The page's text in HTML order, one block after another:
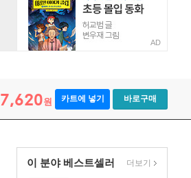
AD
원 카트에 넣기 바로구매
이 분야 베스트셀러 더보기